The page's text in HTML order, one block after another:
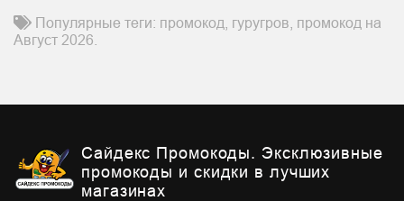
Популярные теги: промокод, гуругров, промокод на
Август 2026.
Сайдекс Промокоды. Эксклюзивные
промокоды и скидки в лучших
магазинах